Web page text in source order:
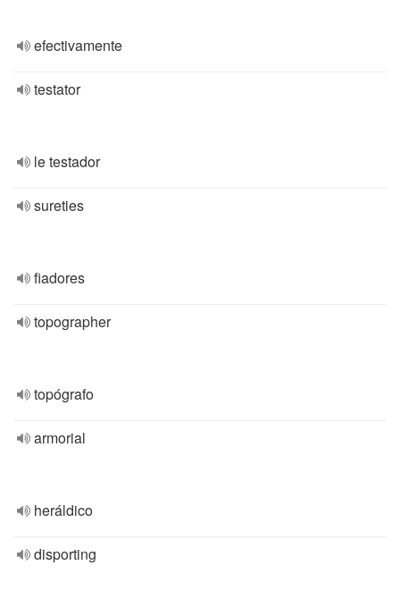
efectivamente
testator
le testador
sureties
fiadores
topographer
topógrafo
armorial
heráldico
disporting